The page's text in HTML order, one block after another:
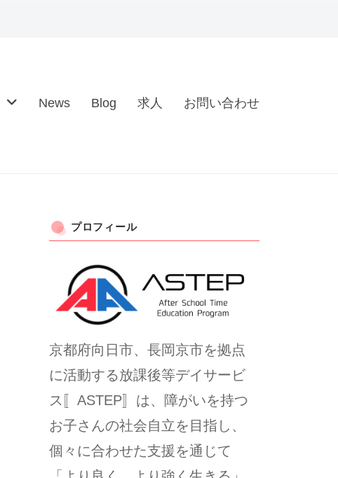
News Blog 求人 お問い合わせ
プロフィール
京都府向日市、長岡京市を拠点
に活動する放課後等デイサービ
ス〚ASTEP〛は、障がいを持つ
お子さんの社会自立を目指し、
個々に合わせた支援を通じて